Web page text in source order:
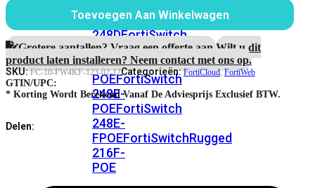
FPOEFortiSwitch
248DFortiSwitch
224EFortiswitch
224E-
POEFortiSwitch
248E-
POEFortiSwitch
248E-
FPOEFortiSwitchRugged
216F-
POE
jaar
FortiWeb
Cloud
Sandbox
-
FortiSandbox
SaaS
aantal
Toevoegen Aan Winkelwagen
Grotere aantallen? Vraag een offerte aan.Wilt u dit
product laten installeren? Neem contact met ons op.
SKU:FC-10-FW4KF-123-02-12Categorieën:FortiCloud,FortiWeb
GTIN/UPC:
* Korting Wordt Berekend Vanaf De Adviesprijs Exclusief BTW.
Delen: